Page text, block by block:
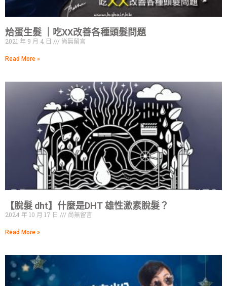
烚蛋生髮 ｜吃XX改善各種頭髮問題
2021 年 9 月 4 日 尚無留言
Read More »
【脫髮 dht】什麼是DHT 雄性激素脫髮？
2024 年 10 月 17 日 尚無留言
Read More »